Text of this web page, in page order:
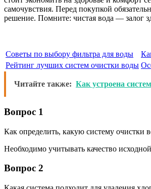
самочувствия. Перед покупкой
решение. Помните: чистая вода — залог
Советы по выбору фильтра для воды
Рейтинг лучших систем очистки воды
Читайте также: Как устроена
Вопрос 1
Как определить, какую систему очистки
Необходимо учитывать качество
Вопрос 2